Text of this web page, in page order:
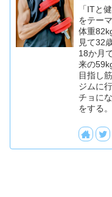
「ITと
をテー
体重
見て32
18か月
来の
目指し
ジムに
チョに
をする。